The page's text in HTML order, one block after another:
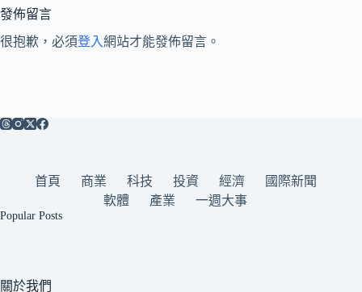
發佈留言
很抱歉，必須登入網站才能發佈留言。
首頁 商業 科技 投資 經濟
國際新聞
軟體
產業 一週大事
Popular Posts
關於我們